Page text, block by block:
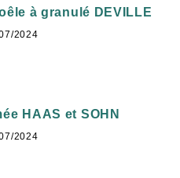
à granulé DEVILLE
2024
HAAS et SOHN
2024